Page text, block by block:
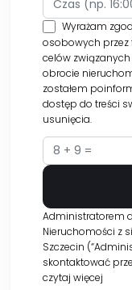
Wyrażam
osobowych przez
celów
obrocie
zostałem
dostęp do treści
usunięcia.
Administratorem
Nieruchomości z
Szczecin
skontaktować
czytaj więcej